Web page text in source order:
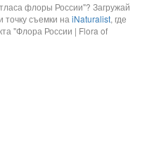
флоры России"? Загружай
съемки на iNaturalist, где
"Флора России | Flora of